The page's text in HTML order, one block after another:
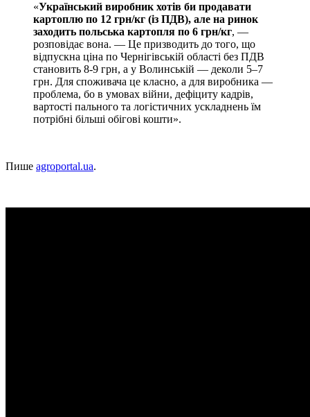
«Український виробник хотів би продавати
картоплю по 12 грн/кг (із ПДВ), але на ринок
заходить польська картопля по 6 грн/кг, —
розповідає вона. — Це призводить до того, що
відпускна ціна по Чернігівській області без ПДВ
становить 8-9 грн, а у Волинській — деколи 5–7
грн. Для споживача це класно, а для виробника —
проблема, бо в умовах війни, дефіциту кадрів,
вартості пального та логістичних ускладнень їм
потрібні більші обігові кошти».
Пише agroportal.ua.